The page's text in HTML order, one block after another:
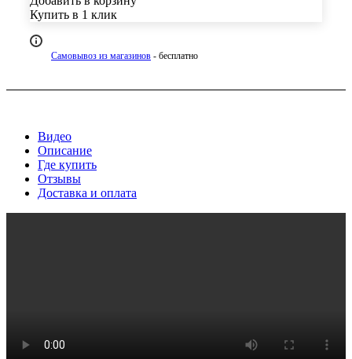
Купить в 1 клик
Самовывоз из магазинов - бесплатно
Видео
Описание
Где купить
Отзывы
Доставка и оплата